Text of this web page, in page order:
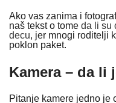
Ako vas zanima i
naš tekst o tome da li su
decu, jer mnogi roditelji
poklon paket.
Kamera – da li
Pitanje kamere jedno je